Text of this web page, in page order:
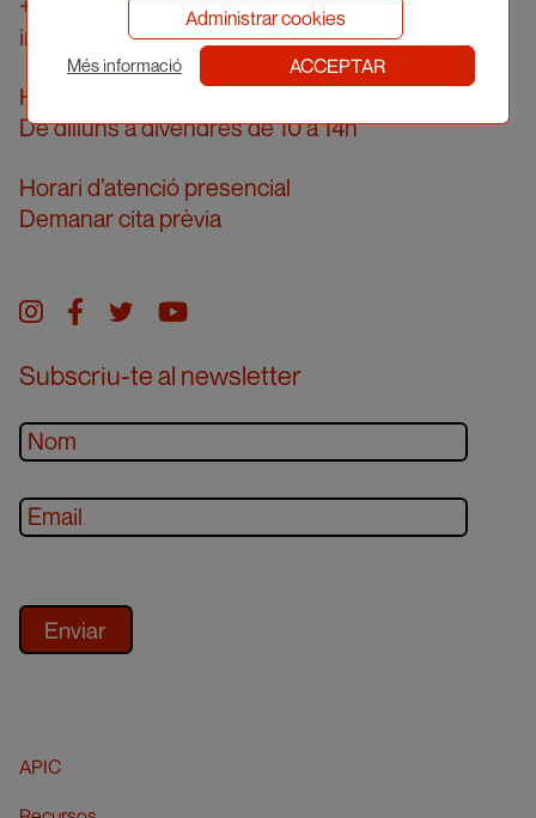
info@apic.cat
Horari d’atenció telefònica
De dilluns a divendres de 10 a 14h
Horari d’atenció presencial
Demanar cita prèvia
Instagram
facebook
twitteryoutube
Subscriu-te al newsletter
APIC
Administrar cookies
Més informació ACCEPTAR